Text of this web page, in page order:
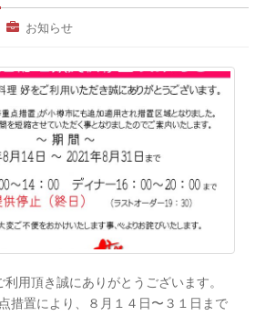
お知らせ
用頂き誠にありがとうございます。
措置により、８月１４日〜３１日まで